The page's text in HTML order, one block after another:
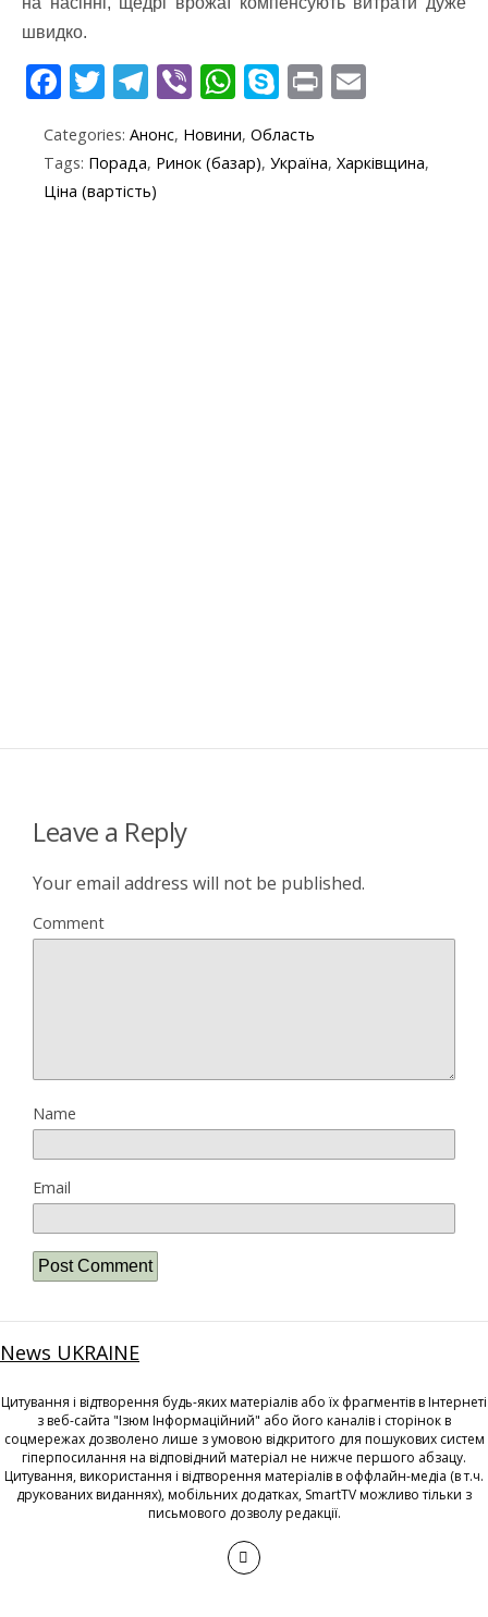
швидко.
F
ac
e
b
T
w
itt
er
T
el
e
gr
Vi
b
er
W
h
at
s
S
k
y
p
Pr
in
t ai
l
Categories: Анонс, Новини, Область
Tags: Порада, Ринок (базар), Україна, Харківщина,
Ціна (вартість)
Leave a Reply
Your email address will not be published.
Comment
Name
Email
News UKRAINE
Цитування і відтворення будь-яких матеріалів або їх фрагментів в Інтернеті
з веб-сайта "Ізюм Інформаційний" або його каналів і сторінок в
соцмережах дозволено лише з умовою відкритого для пошукових систем
гіперпосилання на відповідний матеріал не нижче першого абзацу.
Цитування, використання і відтворення матеріалів в оффлайн-медіа (в т.ч.
друкованих виданнях), мобільних додатках, SmartTV можливо тільки з
письмового дозволу редакції.